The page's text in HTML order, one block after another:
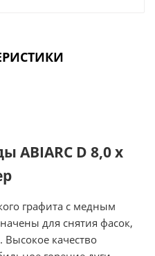
ABIARC D 8,0 х
графита с медным
для снятия фасок,
Высокое качество